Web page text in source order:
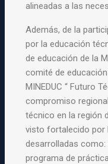
alineadas a las
Además, de la
por la educación
de educación de la
comité de
MINEDUC “ Futuro
compromiso
técnico en la región
visto fortalecido por
desarrolladas como:
programa de